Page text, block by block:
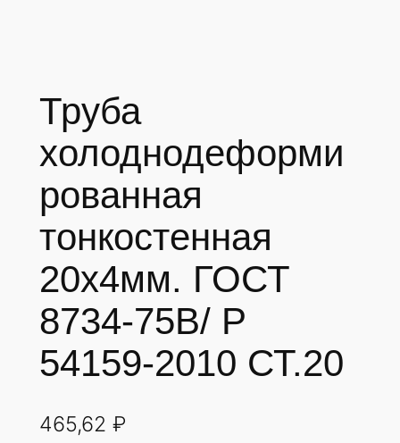
Труба
холоднодеформи
рованная
тонкостенная
20х4мм. ГОСТ
8734-75В/ Р
54159-2010 СТ.20
465,62 ₽